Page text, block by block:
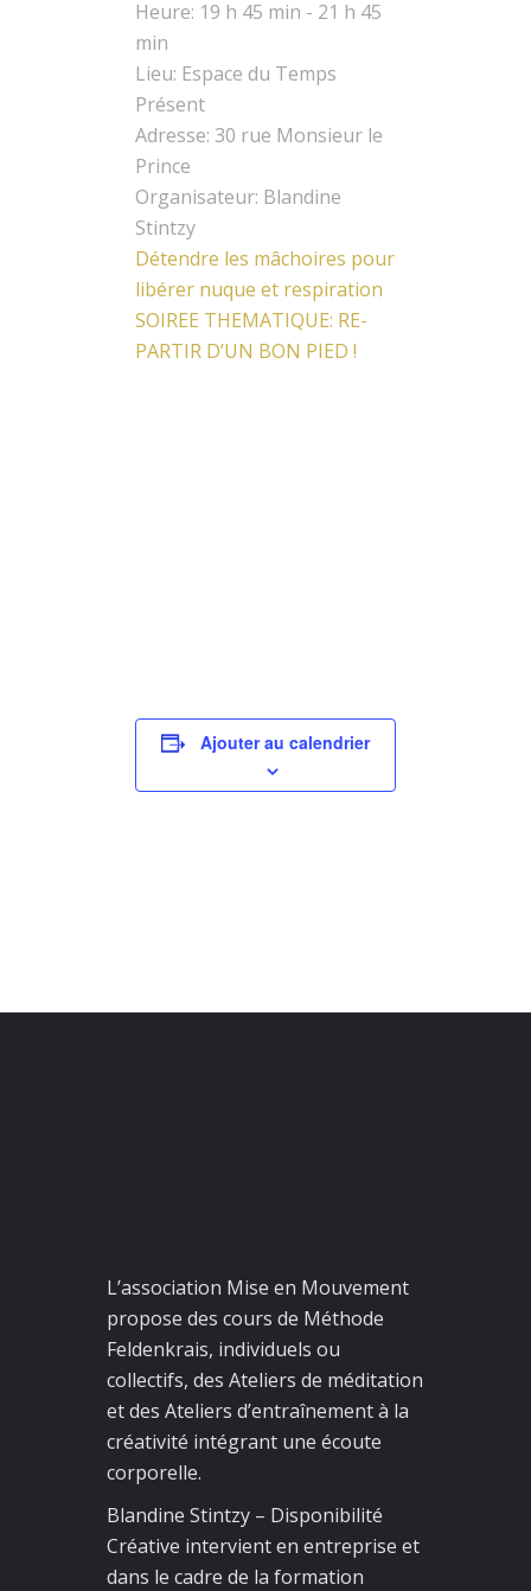
Heure: 19 h 45 min - 21 h 45
min
Lieu: Espace du Temps
Présent
Adresse: 30 rue Monsieur le
Prince
Organisateur: Blandine
Stintzy
Détendre les mâchoires pour
libérer nuque et respiration
SOIREE THEMATIQUE: RE-
PARTIR D’UN BON PIED !
Ajouter au calendrier
L’association Mise en Mouvement
propose des cours de Méthode
Feldenkrais, individuels ou
collectifs, des Ateliers de méditation
et des Ateliers d’entraînement à la
créativité intégrant une écoute
corporelle.
Blandine Stintzy – Disponibilité
Créative intervient en entreprise et
dans le cadre de la formation